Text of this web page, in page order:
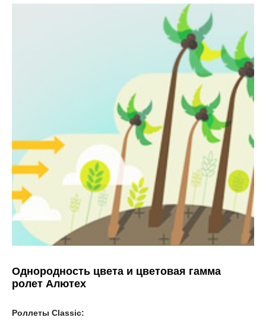
Однородность цвета и цветовая гамма
ролет Алютех
Роллеты Classic: